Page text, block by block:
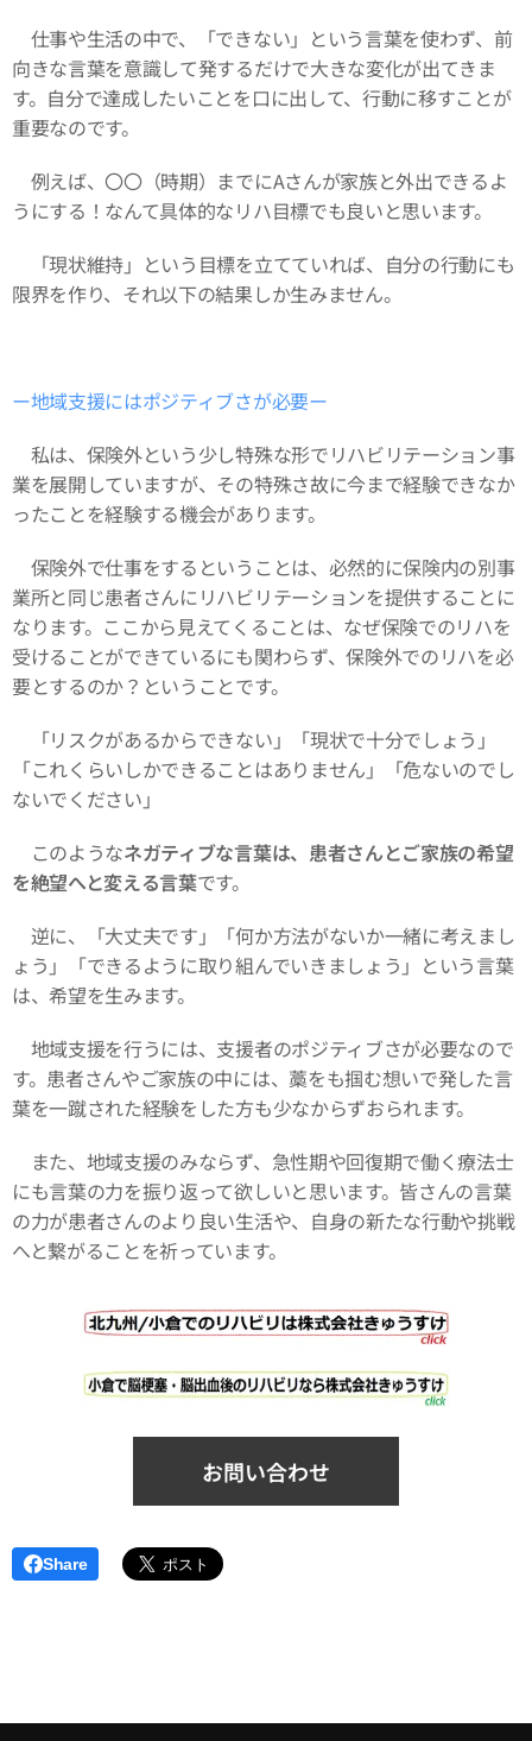
仕事や生活の中で、「できない」という言葉を使わず、前
向きな言葉を意識して発するだけで大きな変化が出てきま
す。自分で達成したいことを口に出して、行動に移すことが
重要なのです。
例えば、〇〇（時期）までにAさんが家族と外出できるよ
うにする！なんて具体的なリハ目標でも良いと思います。
「現状維持」という目標を立てていれば、自分の行動にも
限界を作り、それ以下の結果しか生みません。
ー地域支援にはポジティブさが必要ー
私は、保険外という少し特殊な形でリハビリテーション事
業を展開していますが、その特殊さ故に今まで経験できなか
ったことを経験する機会があります。
保険外で仕事をするということは、必然的に保険内の別事
業所と同じ患者さんにリハビリテーションを提供することに
なります。ここから見えてくることは、なぜ保険でのリハを
受けることができているにも関わらず、保険外でのリハを必
要とするのか？ということです。
「リスクがあるからできない」「現状で十分でしょう」
「これくらいしかできることはありません」「危ないのでし
ないでください」
このようなネガティブな言葉は、患者さんとご家族の希望
を絶望へと変える言葉です。
逆に、「大丈夫です」「何か方法がないか一緒に考えまし
ょう」「できるように取り組んでいきましょう」という言葉
は、希望を生みます。
地域支援を行うには、支援者のポジティブさが必要なので
す。患者さんやご家族の中には、藁をも掴む想いで発した言
葉を一蹴された経験をした方も少なからずおられます。
また、地域支援のみならず、急性期や回復期で働く療法士
にも言葉の力を振り返って欲しいと思います。皆さんの言葉
の力が患者さんのより良い生活や、自身の新たな行動や挑戦
へと繋がることを祈っています。
お問い合わせ
Share